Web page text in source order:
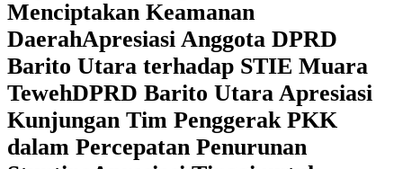
Menciptakan Keamanan
DaerahApresiasi Anggota DPRD
Barito Utara terhadap STIE Muara
TewehDPRD Barito Utara Apresiasi
Kunjungan Tim Penggerak PKK
dalam Percepatan Penurunan